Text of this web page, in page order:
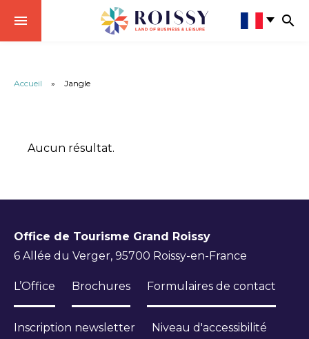
Accueil » Jangle
Aucun résultat.
Office de Tourisme Grand Roissy
6 Allée du Verger, 95700 Roissy-en-France
L’Office Brochures Formulaires de contact
Inscription newsletter Niveau d'accessibilité